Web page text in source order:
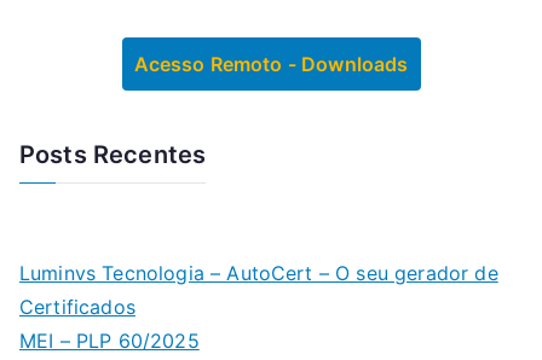
Acesso Remoto - Downloads
Posts Recentes
Luminvs Tecnologia – AutoCert – O seu gerador de
Certificados
MEI – PLP 60/2025